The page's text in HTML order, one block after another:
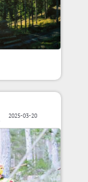
2025-03-20